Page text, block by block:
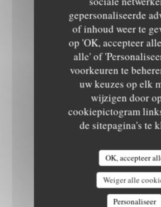
gepersonaliseerde
of inhoud weer te
op 'OK, accepteer
alle' of
voorkeuren te
uw keuzes op elk
wijzigen door
cookiepictogram
de sitepagina's te
OK, accepteer
Weiger alle
Personaliseer